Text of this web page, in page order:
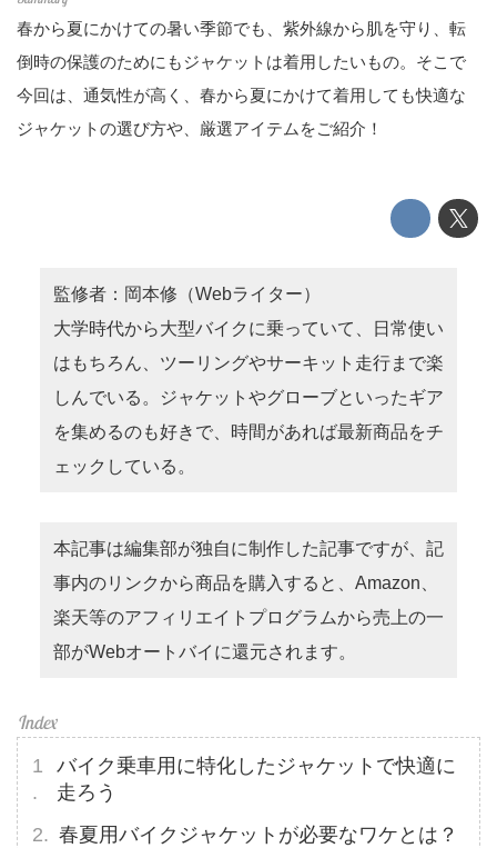
春から夏にかけての暑い季節でも、紫外線から肌を守り、転
倒時の保護のためにもジャケットは着用したいもの。そこで
今回は、通気性が高く、春から夏にかけて着用しても快適な
ジャケットの選び方や、厳選アイテムをご紹介！
監修者：岡本修（Webライター）
大学時代から大型バイクに乗っていて、日常使い
はもちろん、ツーリングやサーキット走行まで楽
しんでいる。ジャケットやグローブといったギア
を集めるのも好きで、時間があれば最新商品をチ
ェックしている。
本記事は編集部が独自に制作した記事ですが、記
事内のリンクから商品を購入すると、Amazon、
楽天等のアフィリエイトプログラムから売上の一
部がWebオートバイに還元されます。
バイク乗車用に特化したジャケットで快適に
走ろう
春夏用バイクジャケットが必要なワケとは？